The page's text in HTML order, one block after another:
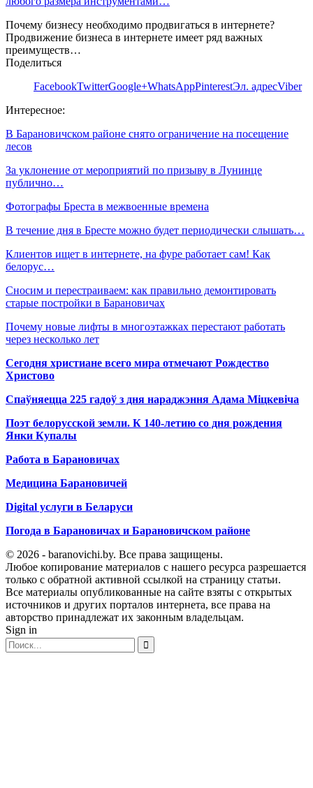
Почему бизнесу необходимо продвигаться в интернете?
Продвижение бизнеса в интернете имеет ряд важных
преимуществ…
Поделиться
FacebookTwitterGoogle+WhatsAppPinterestЭл. адресViber
Интересное:
В Барановичском районе снято ограничение на посещение
лесов
За уклонение от мероприятий по призыву в Лунинце
публично…
Фотографы Бреста в межвоенные времена
В течение дня в Бресте можно будет периодически слышать…
Клиентов ищет в интернете, на фуре работает сам! Как
белорус…
Сносим и перестраиваем: как правильно демонтировать
старые постройки в Барановичах
Почему новые лифты в многоэтажках перестают работать
через несколько лет
Сегодня христиане всего мира отмечают Рождество
Христово
Спаўняецца 225 гадоў з дня нараджэння Адама Міцкевіча
Поэт белорусской земли. К 140-летию со дня рождения
Янки Купалы
Работа в Барановичах
Медицина Барановичей
Digital услуги в Беларуси
Погода в Барановичах и Барановичском районе
© 2026 - baranovichi.by. Все права защищены.
Любое копирование материалов с нашего ресурса разрешается
только с обратной активной ссылкой на страницу статьи.
Все материалы опубликованные на сайте взяты с открытых
источников и других порталов интернета, все права на
авторство принадлежат их законным владельцам.
Sign in